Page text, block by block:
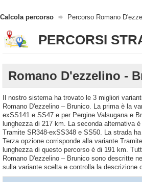
Calcola percorso Percorso Romano
PERCORSI
Romano D'ezzelino -
Il nostro sistema ha trovato le 3 migliori
Romano D'ezzelino – Brunico. La prima è la
exSS141 e SS47 e per Pergine Valsugana e
lunghezza di 217 km. La seconda alternativa
Tramite SR348-exSS348 e SS50. La strada
Terza opzione corrisponde alla variante
lunghezza di questo percorso è di 191 km.
Romano D'ezzelino – Brunico sono descritte
sulla variante scelta e controlla la descrizione